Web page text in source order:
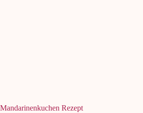
Mandarinenkuchen Rezept